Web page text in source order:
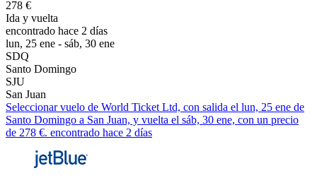
278 €
Ida y vuelta
encontrado hace 2 días
lun, 25 ene - sáb, 30 ene
SDQ
Santo Domingo
SJU
San Juan
Seleccionar vuelo de World Ticket Ltd, con salida el lun, 25 ene de
Santo Domingo a San Juan, y vuelta el sáb, 30 ene, con un precio
de 278 €. encontrado hace 2 días